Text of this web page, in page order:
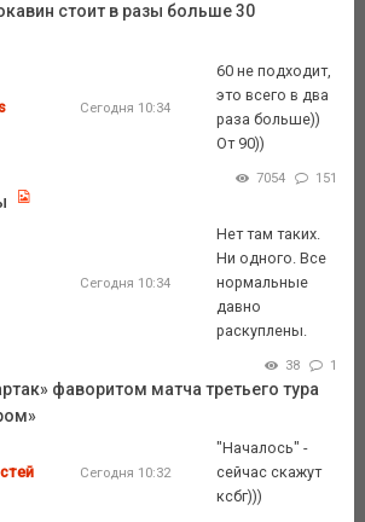
стоит в разы больше 30
Сегодня 10:34
60 не подходит,
это всего в два
раза больше))
От 90))
7054 151
Сегодня 10:34
Нет там таких.
Ни одного. Все
нормальные
давно
раскуплены.
38 1
фаворитом матча третьего тура
Сегодня 10:32
"Началось" -
сейчас скажут
ксбг)))